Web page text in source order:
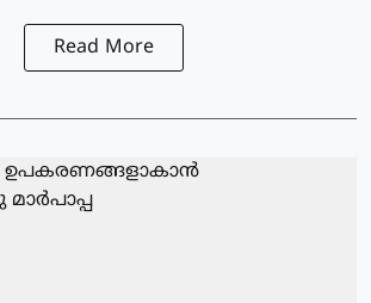
Read More